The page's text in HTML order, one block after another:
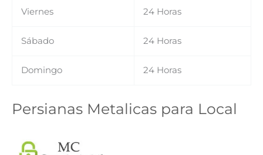
Viernes 24 Horas
Sábado 24 Horas
Domingo 24 Horas
Persianas Metalicas para Local